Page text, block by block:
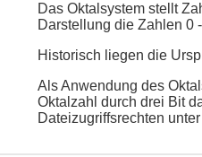
Das Oktalsystem stellt
Darstellung die Zahlen 0
Historisch liegen die
Als Anwendung des
Oktalzahl durch drei Bit
Dateizugriffsrechten